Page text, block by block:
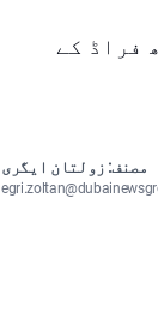
فراڈ کے
مصنف: زولتان ایگری